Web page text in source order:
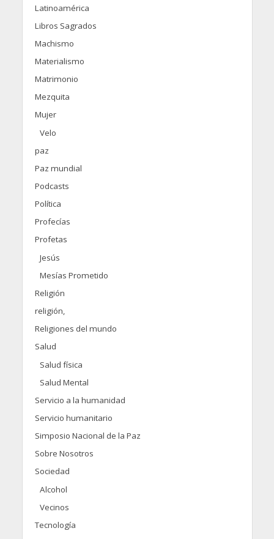
Latinoamérica
Libros Sagrados
Machismo
Materialismo
Matrimonio
Mezquita
Mujer
Velo
paz
Paz mundial
Podcasts
Política
Profecías
Profetas
Jesús
Mesías Prometido
Religión
religión,
Religiones del mundo
Salud
Salud física
Salud Mental
Servicio a la humanidad
Servicio humanitario
Simposio Nacional de la Paz
Sobre Nosotros
Sociedad
Alcohol
Vecinos
Tecnología